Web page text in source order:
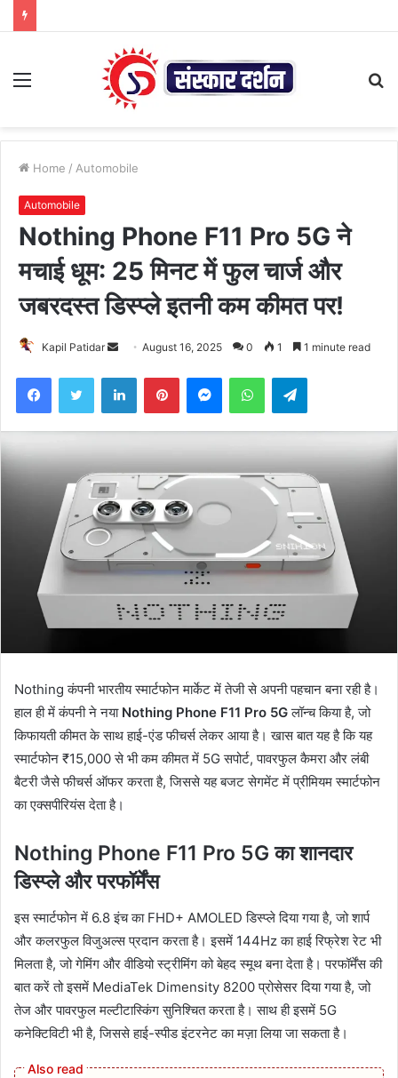
Menu
Home / Automobile
Automobile
Nothing Phone F11 Pro 5G ने
मचाई धूम: 25 मिनट में फुल चार्ज और
जबरदस्त डिस्प्ले इतनी कम कीमत पर!
Kapil Patidar
Send August 16, 2025 0 1 1 minute read
FacebookTwitter LinkedInPinterestMessengerWhatsAppTelegram
Nothing कंपनी भारतीय स्मार्टफोन मार्केट में तेजी से अपनी पहचान बना रही है।
हाल ही में कंपनी ने नया Nothing Phone F11 Pro 5Gलॉन्च किया है, जो
किफायती कीमत के साथ हाई-एंड फीचर्स लेकर आया है। खास बात यह है कि यह
स्मार्टफोन ₹15,000 से भी कम कीमत में 5G सपोर्ट, पावरफुल कैमरा और लंबी
बैटरी जैसे फीचर्स ऑफर करता है, जिससे यह बजट सेगमेंट में प्रीमियम स्मार्टफोन
का एक्सपीरियंस देता है।
Nothing Phone F11 Pro 5G का शानदार
डिस्प्ले और परफॉर्मेंस
इस स्मार्टफोन में 6.8 इंच का FHD+ AMOLED डिस्प्ले दिया गया है, जो शार्प
और कलरफुल विजुअल्स प्रदान करता है। इसमें 144Hz का हाई रिफ्रेश रेट भी
मिलता है, जो गेमिंग और वीडियो स्ट्रीमिंग को बेहद स्मूथ बना देता है। परफॉर्मेंस की
बात करें तो इसमें MediaTek Dimensity 8200 प्रोसेसर दिया गया है, जो
तेज और पावरफुल मल्टीटास्किंग सुनिश्चित करता है। साथ ही इसमें 5G
कनेक्टिविटी भी है, जिससे हाई-स्पीड इंटरनेट का मज़ा लिया जा सकता है।